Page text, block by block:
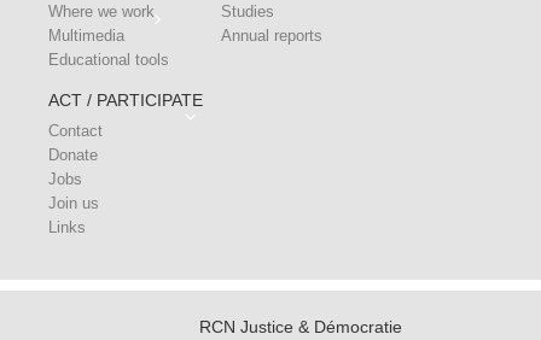
Where we work
Multimedia
Educational tools
Studies
Annual reports
ACT / PARTICIPATE
Contact
Donate
Jobs
Join us
Links
RCN Justice & Démocratie